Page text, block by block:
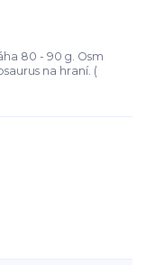
80 - 90 g. Osm
na hraní. (